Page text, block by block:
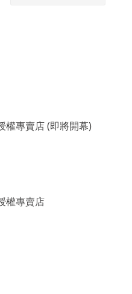
權專賣店 (即將開幕)
權專賣店